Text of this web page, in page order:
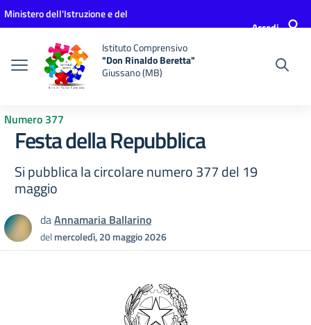
Vai ai contenuti
Vai al menu di navigazione
Vai al footer
Ministero dell'Istruzione e del
Accedi
Istituto Comprensivo
"Don Rinaldo Beretta"
Giussano (MB)
Numero 377
Festa della Repubblica
Si pubblica la circolare numero 377 del 19
maggio
daAnnamaria Ballarino
delmercoledì, 20 maggio 2026